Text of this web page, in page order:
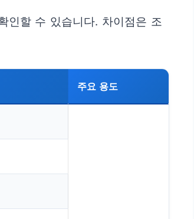
인할 수 있습니다. 차이점은 조
주요 용도